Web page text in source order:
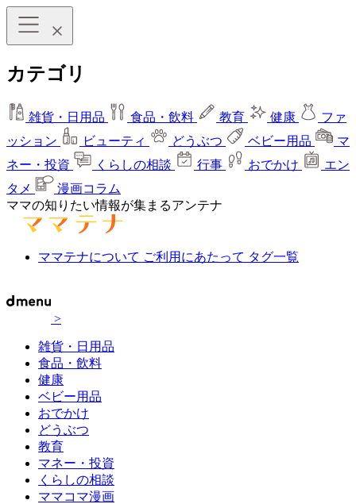
カテゴリ
雑貨・日用品 食品・飲料 教育 健康
ファ
ッション
ビューティ どうぶつ ベビー用品
マ
ネー・投資
くらしの相談 行事 おでかけ
エン
タメ
漫画コラム
ママの知りたい情報が集まるアンテナ
ママテナについて ご利用にあたって タグ一覧
>
雑貨・日用品
食品・飲料
健康
ベビー用品
おでかけ
どうぶつ
教育
マネー・投資
くらしの相談
ママコマ漫画